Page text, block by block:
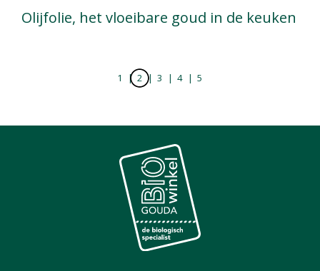
Olijfolie, het vloeibare goud in de keuken
1 2 3 4 5